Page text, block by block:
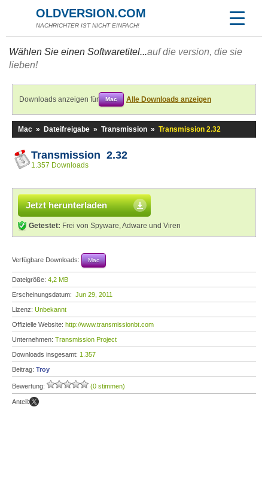
OLDVERSION.COM
NACHRICHTER IST NICHT EINFACH!
Wählen Sie einen Softwaretitel...auf die version, die sie
lieben!
Downloads anzeigen für Mac Alle Downloads anzeigen
Mac » Dateifreigabe » Transmission » Transmission 2.32
Transmission 2.32
1.357 Downloads
Jetzt herunterladen
Getestet: Frei von Spyware, Adware und Viren
Verfügbare Downloads: Mac
Dateigröße: 4,2 MB
Erscheinungsdatum: Jun 29, 2011
Lizenz: Unbekannt
Offizielle Website: http://www.transmissionbt.com
Unternehmen: Transmission Project
Downloads insgesamt: 1.357
Beitrag: Troy
Bewertung: (0 stimmen)
Anteil: